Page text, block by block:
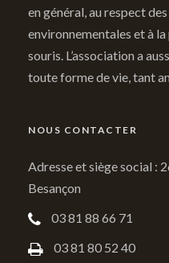
en général, au respect
environnementales et à
souris. L’association a
toute forme de vie, tant
NOUS CONTACTER
Adresse et siège social :
Besançon
03 81 88 66 71
03 81 80 52 40